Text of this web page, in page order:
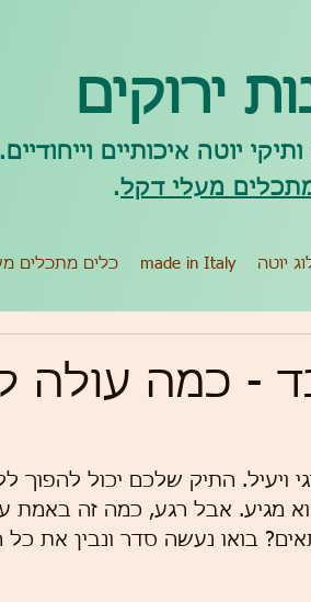
ירוקים
יוטה איכותיים
מעלי דקל.
יוטה made in Italy כלים מתכלים
בד - כמה עולה
ויעיל. התיק שלכם יכול להפוך
מגיע. אבל רגע, כמה זה באמת
בואו נעשה סדר ונבין את